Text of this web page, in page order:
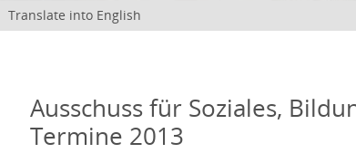
Translate into English
Ausschuss für Soziales,
Termine 2013